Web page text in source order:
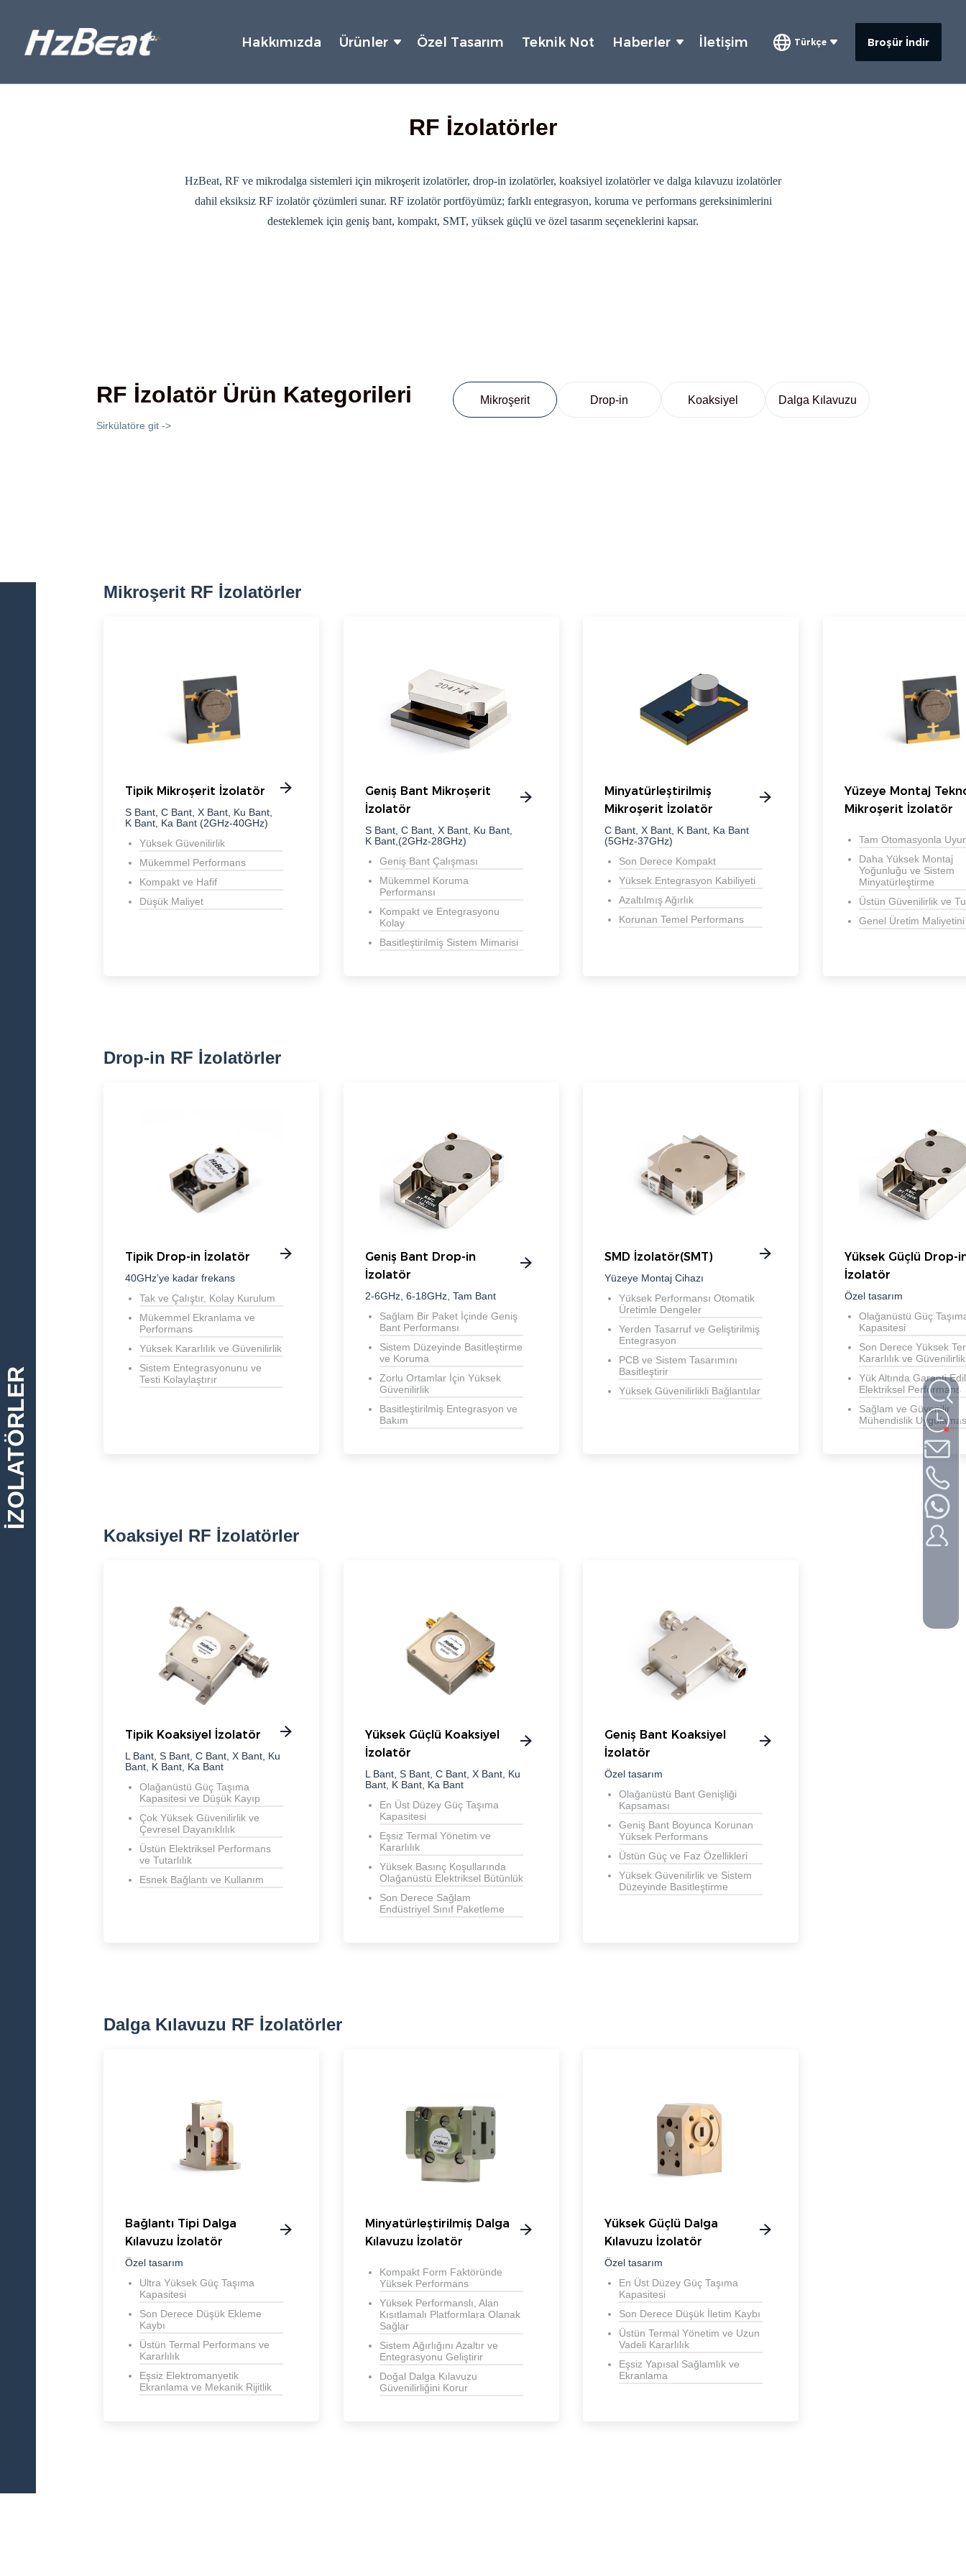
Hakkımızda Ürünler Özel Tasarım Teknik Not Haberler İletişim Türkçe Broşür İndir
RF İzolatörler
HzBeat, RF ve mikrodalga sistemleri için mikroşerit izolatörler, drop-in izolatörler, koaksiyel izolatörler ve dalga kılavuzu izolatörler
dahil eksiksiz RF izolatör çözümleri sunar. RF izolatör portföyümüz; farklı entegrasyon, koruma ve performans gereksinimlerini
desteklemek için geniş bant, kompakt, SMT, yüksek güçlü ve özel tasarım seçeneklerini kapsar.
RF İzolatör Ürün Kategorileri
Sirkülatöre git ->
Mikroşerit Drop-in Koaksiyel Dalga Kılavuzu
İZOLATÖRLER
Mikroşerit RF İzolatörler
Tipik Mikroşerit İzolatör
S Bant, C Bant, X Bant, Ku Bant,
K Bant, Ka Bant (2GHz-40GHz)
Yüksek Güvenilirlik
Mükemmel Performans
Kompakt ve Hafif
Düşük Maliyet
Geniş Bant Mikroşerit
İzolatör
S Bant, C Bant, X Bant, Ku Bant,
K Bant,(2GHz-28GHz)
Geniş Bant Çalışması
Mükemmel Koruma
Performansı
Kompakt ve Entegrasyonu
Kolay
Basitleştirilmiş Sistem Mimarisi
Minyatürleştirilmiş
Mikroşerit İzolatör
C Bant, X Bant, K Bant, Ka Bant
(5GHz-37GHz)
Son Derece Kompakt
Yüksek Entegrasyon Kabiliyeti
Azaltılmış Ağırlık
Korunan Temel Performans
Yüzeye Montaj
Mikroşerit İzolatör
Tam Otomasyonla
Daha Yüksek Montaj
Yoğunluğu ve Sistem
Minyatürleştirme
Üstün Güvenilirlik ve
Genel Üretim Maliyetini
Drop-in RF İzolatörler
Tipik Drop-in İzolatör
40GHz’ye kadar frekans
Tak ve Çalıştır, Kolay Kurulum
Mükemmel Ekranlama ve
Performans
Yüksek Kararlılık ve Güvenilirlik
Sistem Entegrasyonunu ve
Testi Kolaylaştırır
Geniş Bant Drop-in
İzolatör
2-6GHz, 6-18GHz, Tam Bant
Sağlam Bir Paket İçinde Geniş
Bant Performansı
Sistem Düzeyinde Basitleştirme
ve Koruma
Zorlu Ortamlar İçin Yüksek
Güvenilirlik
Basitleştirilmiş Entegrasyon ve
Bakım
SMD İzolatör(SMT)
Yüzeye Montaj Cihazı
Yüksek Performansı Otomatik
Üretimle Dengeler
Yerden Tasarruf ve Geliştirilmiş
Entegrasyon
PCB ve Sistem Tasarımını
Basitleştirir
Yüksek Güvenilirlikli Bağlantılar
Yüksek Güçlü Drop-
İzolatör
Özel tasarım
Olağanüstü Güç
Kapasitesi
Son Derece Yüksek
Kararlılık ve Güvenilirlik
Yük Altında Garanti
Elektriksel Performans
Sağlam ve Güvenilir
Mühendislik
Koaksiyel RF İzolatörler
Tipik Koaksiyel İzolatör
L Bant, S Bant, C Bant, X Bant, Ku
Bant, K Bant, Ka Bant
Olağanüstü Güç Taşıma
Kapasitesi ve Düşük Kayıp
Çok Yüksek Güvenilirlik ve
Çevresel Dayanıklılık
Üstün Elektriksel Performans
ve Tutarlılık
Esnek Bağlantı ve Kullanım
Yüksek Güçlü Koaksiyel
İzolatör
L Bant, S Bant, C Bant, X Bant, Ku
Bant, K Bant, Ka Bant
En Üst Düzey Güç Taşıma
Kapasitesi
Eşsiz Termal Yönetim ve
Kararlılık
Yüksek Basınç Koşullarında
Olağanüstü Elektriksel Bütünlük
Son Derece Sağlam
Endüstriyel Sınıf Paketleme
Geniş Bant Koaksiyel
İzolatör
Özel tasarım
Olağanüstü Bant Genişliği
Kapsaması
Geniş Bant Boyunca Korunan
Yüksek Performans
Üstün Güç ve Faz Özellikleri
Yüksek Güvenilirlik ve Sistem
Düzeyinde Basitleştirme
Dalga Kılavuzu RF İzolatörler
Bağlantı Tipi Dalga
Kılavuzu İzolatör
Özel tasarım
Ultra Yüksek Güç Taşıma
Kapasitesi
Son Derece Düşük Ekleme
Kaybı
Üstün Termal Performans ve
Kararlılık
Eşsiz Elektromanyetik
Ekranlama ve Mekanik Rijitlik
Minyatürleştirilmiş Dalga
Kılavuzu İzolatör
Kompakt Form Faktöründe
Yüksek Performans
Yüksek Performanslı, Alan
Kısıtlamalı Platformlara Olanak
Sağlar
Sistem Ağırlığını Azaltır ve
Entegrasyonu Geliştirir
Doğal Dalga Kılavuzu
Güvenilirliğini Korur
Yüksek Güçlü Dalga
Kılavuzu İzolatör
Özel tasarım
En Üst Düzey Güç Taşıma
Kapasitesi
Son Derece Düşük İletim Kaybı
Üstün Termal Yönetim ve Uzun
Vadeli Kararlılık
Eşsiz Yapısal Sağlamlık ve
Ekranlama